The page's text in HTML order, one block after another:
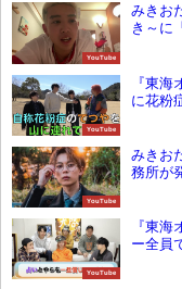
YouTube
みきお
き～に
YouTube
『東
に花粉
YouTube
みきお
務所が
YouTube
『東
ー全員